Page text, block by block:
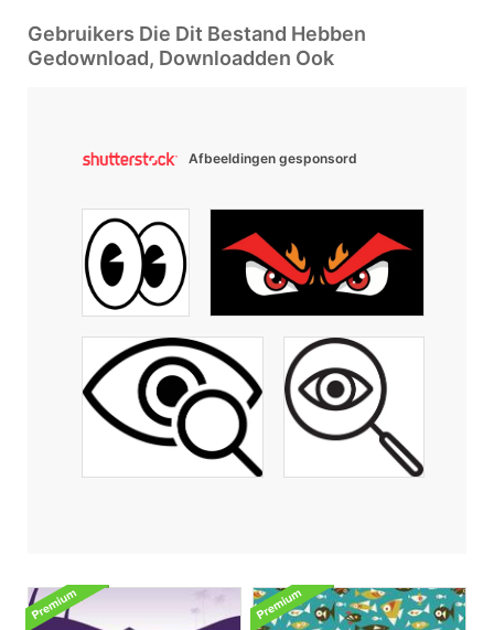
Gebruikers Die Dit Bestand Hebben
Gedownload, Downloadden Ook
Afbeeldingen gesponsord